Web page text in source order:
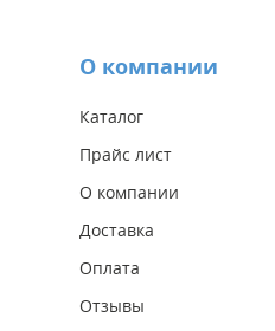
О компании
Каталог
Прайс лист
О компании
Доставка
Оплата
Отзывы